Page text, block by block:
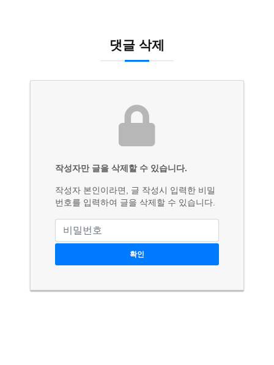
댓글 삭제
작성자만 글을 삭제할 수 있습니다.
작성자 본인이라면, 글 작성시 입력한 비밀
번호를 입력하여 글을 삭제할 수 있습니다.